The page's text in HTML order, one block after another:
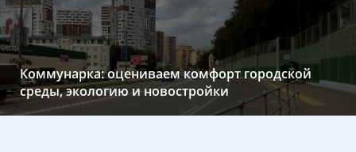
Коммунарка: оцениваем комфорт городской
среды, экологию и новостройки